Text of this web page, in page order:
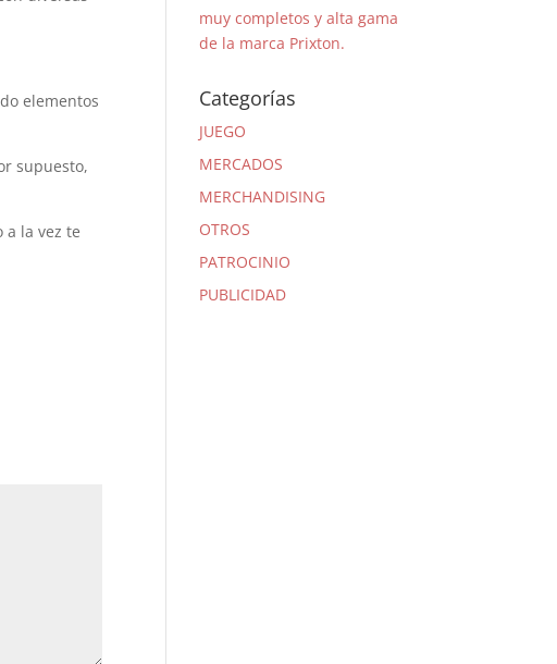
elementos
supuesto,
la vez te
muy completos y alta gama
de la marca Prixton.
Categorías
JUEGO
MERCADOS
MERCHANDISING
OTROS
PATROCINIO
PUBLICIDAD